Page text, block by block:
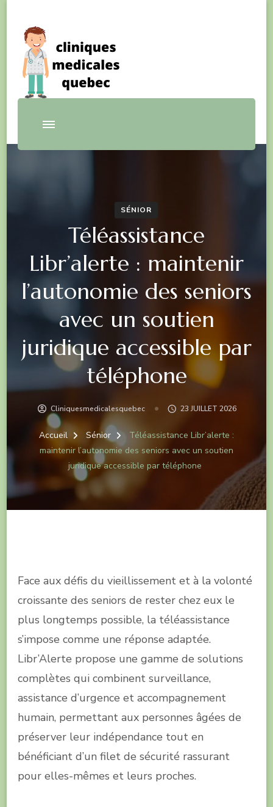
Cliniquesmedicalesquebec
blog santé
SÉNIOR
Téléassistance
Libr’alerte : maintenir
l’autonomie des seniors
avec un soutien
juridique accessible par
téléphone
Cliniquesmedicalesquebec 23 JUILLET 2026
Accueil Sénior
Téléassistance Libr’alerte :
maintenir l’autonomie des seniors avec un soutien
juridique accessible par téléphone
Face aux défis du vieillissement et à la volonté
croissante des seniors de rester chez eux le
plus longtemps possible, la téléassistance
s’impose comme une réponse adaptée.
Libr’Alerte propose une gamme de solutions
complètes qui combinent surveillance,
assistance d’urgence et accompagnement
humain, permettant aux personnes âgées de
préserver leur indépendance tout en
bénéficiant d’un filet de sécurité rassurant
pour elles-mêmes et leurs proches.